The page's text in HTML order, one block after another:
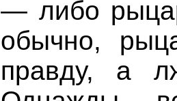
— либо
обычно,
правду, а